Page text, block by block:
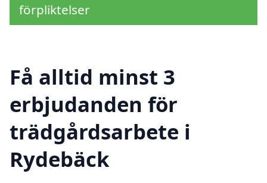
förpliktelser
Få alltid minst 3
erbjudanden för
trädgårdsarbete i
Rydebäck